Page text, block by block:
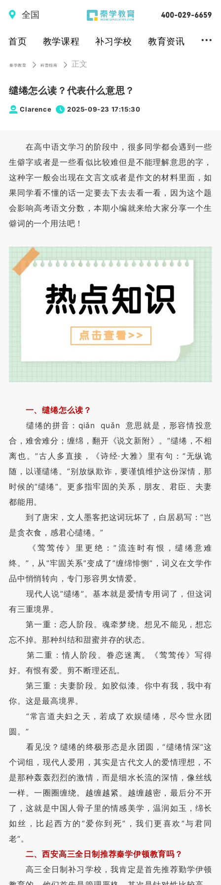
全国
首页 教学课程 补习学校 教育资讯 ...
秦学教育 科普指南 正文
缱绻怎么读？代表什么意思？
Clarence 2025-09-23 17:15:30
在高中语文学习的阶段中，很多同学都会遇到一些
生僻字或者是一些看似比较难但是不能理解意思的字，
这种字一般会出现在文言文或者是作文的材料里面，如
果同学看不懂的话一定要去下去去看一看，因为这个题
会影响高考语文分数，本期小编就来给大家分享一个生
僻词的一个用法吧！
一、缱绻怎么读？
缱绻的拼音：qiǎn quǎn 意思就是，形容情投意
合，难舍难分；缠绵，翻开《说文新附》。”缱绻，不相
离也。”古人多直接，《诗经·大雅》里有句：”无纵诡
随，以谨缱绻。”别放纵欺诈，要谨慎维护这份深情，那
时候的”缱绻”。更多指牢固的关系，朋友、君臣、夫妻
都能用。
到了唐宋，文人墨客把这词玩坏了，白居易写：”岂
是贪衣食，感君心缱绻。”
《莺莺传》里更绝：”流连时有恨，缱绻意难
终。”，从”牢固关系”变成了”缠绵悱恻”，词义在文学作
品中悄悄转向，专门形容男女情爱。
现代人说”缱绻”。基本就是爱情专用词了，但这词
有三重境界。
第一重：恋人阶段。魂牵梦绕。想见不能见，想忘
忘不掉。那种纠结和甜蜜并存的状态。
第二重：情人阶段。眷恋迷离。《莺莺传》写得
好。有恨有爱。剪不断理还乱。
第三重：夫妻阶段。如胶似漆。你中有我，我中有
你。这是最高境界。
“常言道夫妇之天，若成了欢娱缱绻，尽今世永团
圆。”
看见没？缱绻的终极形态是永团圆，“缱绻情深”这
个词组，现代人爱用，其实是古代文人的爱情理想，不
是那种轰轰烈烈的激情，而是细水长流的深情，像丝线
一样。一圈圈缠绕。越缠越紧。越缠越密，最后分不开
了，这就是中国人骨子里的情感美学，温润如玉，绵长
如丝，比起西方的”爱你到死”，我们更喜欢”与君同
老“。
二、西安高三全日制推荐秦学伊顿教育吗？
高三全日制补习学校，我肯定是首先推荐勤学伊顿